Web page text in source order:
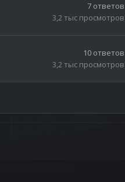
7 ответов
3,2 тыс просмотров
10 ответов
3,2 тыс просмотров